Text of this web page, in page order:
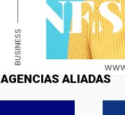
AGENCIAS ALIADAS